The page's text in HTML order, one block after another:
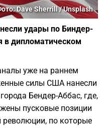
Dave Sherrill / Unsplash
удары по Биндер-
в дипломатическом
уже на раннем
силы США нанесли
Бендер-Аббас, где,
пусковые позиции
революции, по которые